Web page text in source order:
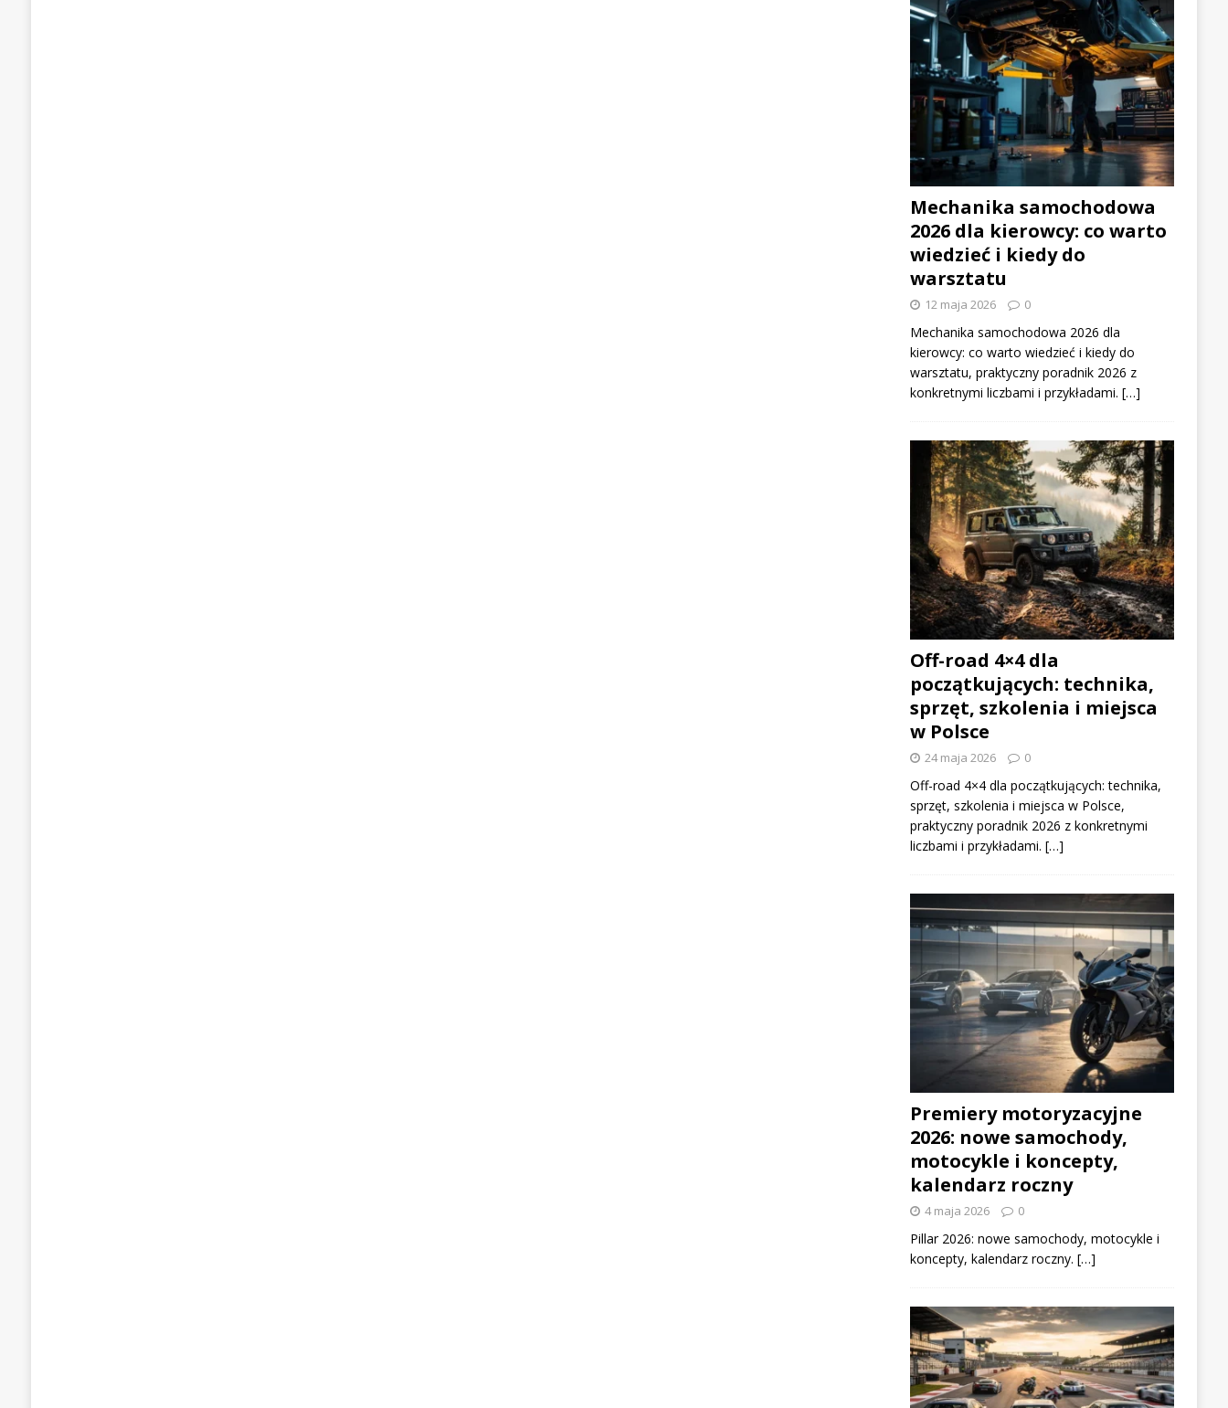
Mechanika samochodowa
2026 dla kierowcy: co warto
wiedzieć i kiedy do
warsztatu
12 maja 2026 0
Mechanika samochodowa 2026 dla
kierowcy: co warto wiedzieć i kiedy do
warsztatu, praktyczny poradnik 2026 z
konkretnymi liczbami i przykładami. […]
Off-road 4×4 dla
początkujących: technika,
sprzęt, szkolenia i miejsca
w Polsce
24 maja 2026 0
Off-road 4×4 dla początkujących: technika,
sprzęt, szkolenia i miejsca w Polsce,
praktyczny poradnik 2026 z konkretnymi
liczbami i przykładami. […]
Premiery motoryzacyjne
2026: nowe samochody,
motocykle i koncepty,
kalendarz roczny
4 maja 2026 0
Pillar 2026: nowe samochody, motocykle i
koncepty, kalendarz roczny. […]